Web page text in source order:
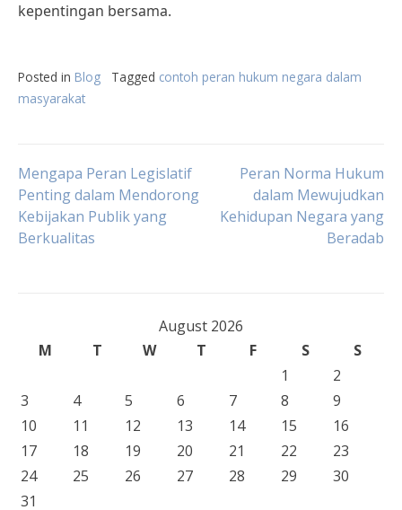
kepentingan bersama.
Posted in Blog Tagged contoh peran hukum negara dalam
masyarakat
Post
navigation
Mengapa Peran Legislatif
Penting dalam Mendorong
Kebijakan Publik yang
Berkualitas
Peran Norma Hukum
dalam Mewujudkan
Kehidupan Negara yang
Beradab
August 2026
M
T W T F S
S
1
2
3
4 5 6 7 8
9
10
11 12 13 14 15
16
17
18 19 20 21 22
23
24
25 26 27 28 29
30
31